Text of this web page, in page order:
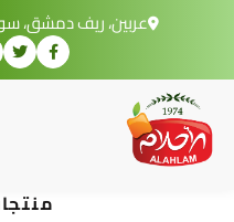
عربين، ريف دمشق،